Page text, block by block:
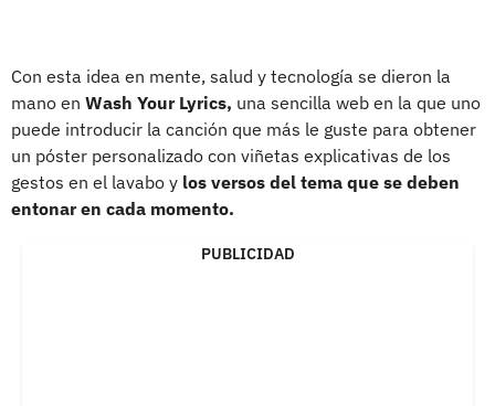
Con esta idea en mente, salud y tecnología se dieron la
mano en Wash Your Lyrics, una sencilla web en la que uno
puede introducir la canción que más le guste para obtener
un póster personalizado con viñetas explicativas de los
gestos en el lavabo y los versos del tema que se deben
entonar en cada momento.
PUBLICIDAD